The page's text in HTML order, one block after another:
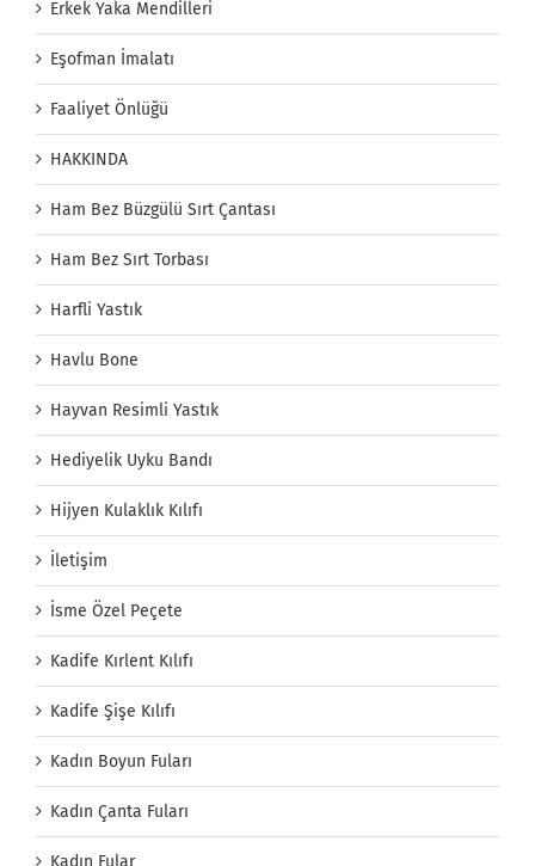
Erkek Yaka Mendilleri
Eşofman İmalatı
Faaliyet Önlüğü
HAKKINDA
Ham Bez Büzgülü Sırt Çantası
Ham Bez Sırt Torbası
Harfli Yastık
Havlu Bone
Hayvan Resimli Yastık
Hediyelik Uyku Bandı
Hijyen Kulaklık Kılıfı
İletişim
İsme Özel Peçete
Kadife Kırlent Kılıfı
Kadife Şişe Kılıfı
Kadın Boyun Fuları
Kadın Çanta Fuları
Kadın Fular